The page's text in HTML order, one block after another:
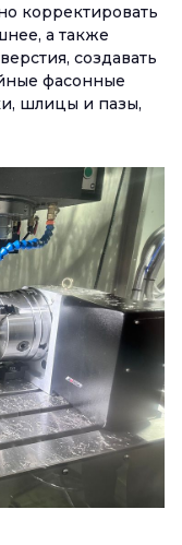
корректировать
а также
создавать
фасонные
шлицы и пазы,